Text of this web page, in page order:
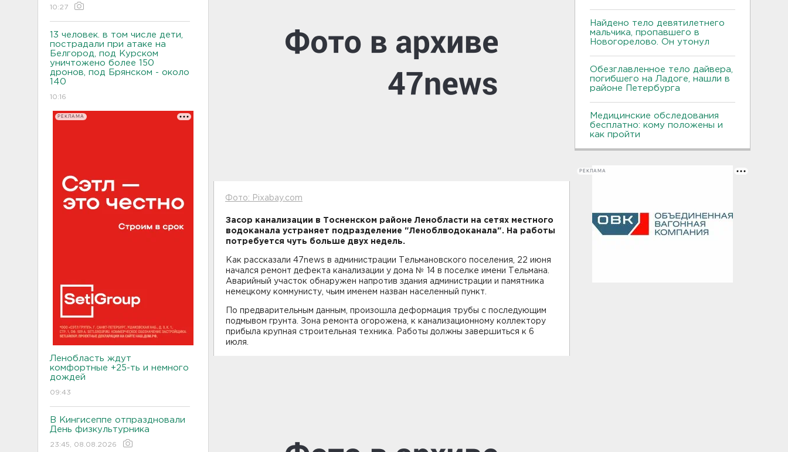
10:27
13 человек. в том числе дети,
пострадали при атаке на
Белгород, под Курском
уничтожено более 150
дронов, под Брянском - около
140
10:16
РЕКЛАМА
Ленобласть ждут
комфортные +25-ть и немного
дождей
09:43
В Кингисеппе отпраздновали
День физкультурника
23:45, 08.08.2026
Фото: Pixabay.com
Засор канализации в Тосненском районе Ленобласти на сетях местного
водоканала устраняет подразделение "Леноблводоканала". На работы
потребуется чуть больше двух недель.
Как рассказали 47news в администрации Тельмановского поселения, 22 июня
начался ремонт дефекта канализации у дома № 14 в поселке имени Тельмана.
Аварийный участок обнаружен напротив здания администрации и памятника
немецкому коммунисту, чьим именем назван населенный пункт.
По предварительным данным, произошла деформация трубы с последующим
подмывом грунта. Зона ремонта огорожена, к канализационному коллектору
прибыла крупная строительная техника. Работы должны завершиться к 6
июля.
Найдено тело девятилетнего
мальчика, пропавшего в
Новогорелово. Он утонул
Обезглавленное тело дайвера,
погибшего на Ладоге, нашли в
районе Петербурга
Медицинские обследования
бесплатно: кому положены и
как пройти
РЕКЛАМА